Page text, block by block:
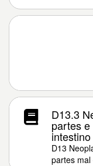
D13.3
partes
D13
partes